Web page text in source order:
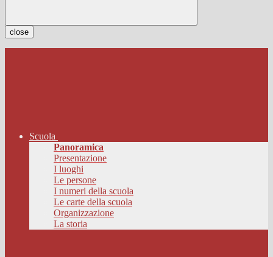
close
Scuola
Panoramica
Presentazione
I luoghi
Le persone
I numeri della scuola
Le carte della scuola
Organizzazione
La storia